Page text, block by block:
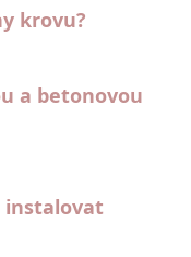
krovu?
a betonovou
instalovat